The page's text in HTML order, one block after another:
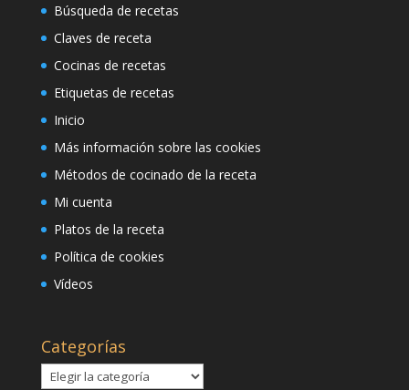
Búsqueda de recetas
Claves de receta
Cocinas de recetas
Etiquetas de recetas
Inicio
Más información sobre las cookies
Métodos de cocinado de la receta
Mi cuenta
Platos de la receta
Política de cookies
Vídeos
Categorías
Categorías